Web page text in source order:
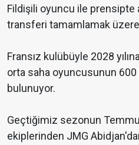
Fildişili oyuncu ile prensipte
transferi tamamlamak
Fransız kulübüyle 2028
orta saha oyuncusunun
bulunuyor.
Geçtiğimiz sezonun
ekiplerinden JMG